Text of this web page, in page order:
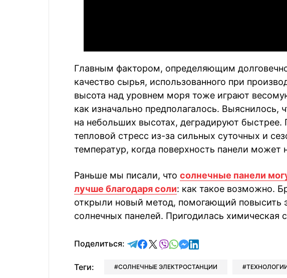
Главным фактором, определяющим
качество сырья, использованного при
высота над уровнем моря тоже играют
как изначально предполагалось. Выяснилось,
на небольших высотах, деградируют
тепловой стресс из-за сильных суточных и
температур, когда поверхность панели может
Раньше мы писали, что солнечные панели
лучше благодаря соли: как такое возможно.
открыли новый метод, помогающий повысить
солнечных панелей. Пригодилась химическая
Поделиться: отправить в Telegram
поделиться в Facebook
поделиться в X
отправить в Viber
отправить в Whatsapp
отправить в Messenger
отправить в LinkedIn
Теги: СОЛНЕЧНЫЕ ЭЛЕКТРОСТАНЦИИ